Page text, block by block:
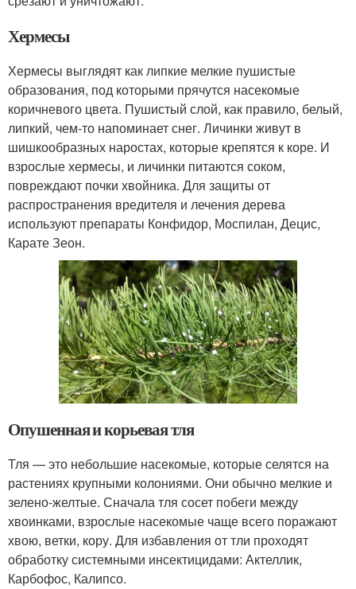
Хермесы
Хермесы выглядят как липкие мелкие пушистые
образования, под которыми прячутся насекомые
коричневого цвета. Пушистый слой, как правило, белый,
липкий, чем-то напоминает снег. Личинки живут в
шишкообразных наростах, которые крепятся к коре. И
взрослые хермесы, и личинки питаются соком,
повреждают почки хвойника. Для защиты от
распространения вредителя и лечения дерева
используют препараты Конфидор, Моспилан, Децис,
Карате Зеон.
Опушенная и корьевая тля
Тля — это небольшие насекомые, которые селятся на
растениях крупными колониями. Они обычно мелкие и
зелено-желтые. Сначала тля сосет побеги между
хвоинками, взрослые насекомые чаще всего поражают
хвою, ветки, кору. Для избавления от тли проходят
обработку системными инсектицидами: Актеллик,
Карбофос, Калипсо.